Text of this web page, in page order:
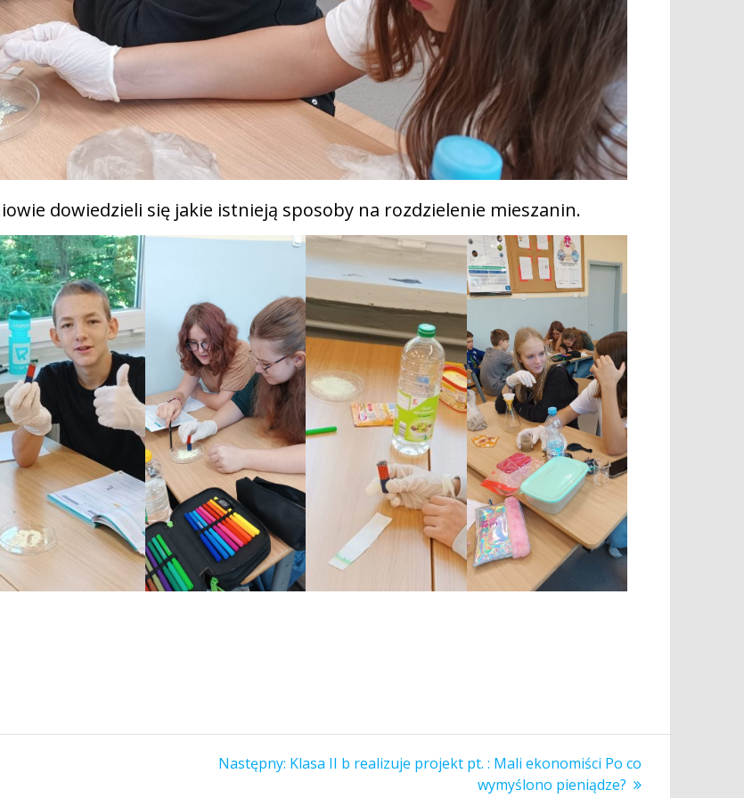
dowiedzieli się jakie istnieją sposoby na rozdzielenie mieszanin.
Następny: Następny
Klasa II b realizuje projekt pt. : Mali ekonomiści Po co
wymyślono pieniądze?